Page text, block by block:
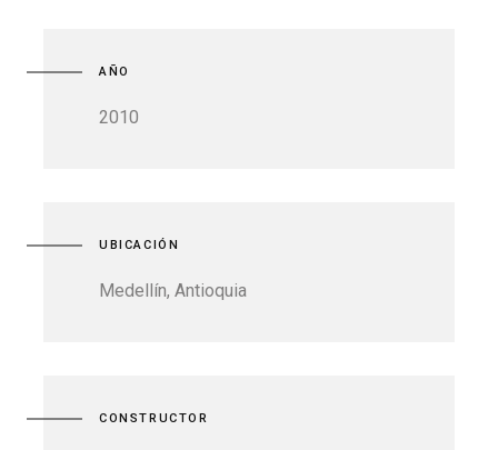
AÑO
2010
UBICACIÓN
Medellín, Antioquia
CONSTRUCTOR